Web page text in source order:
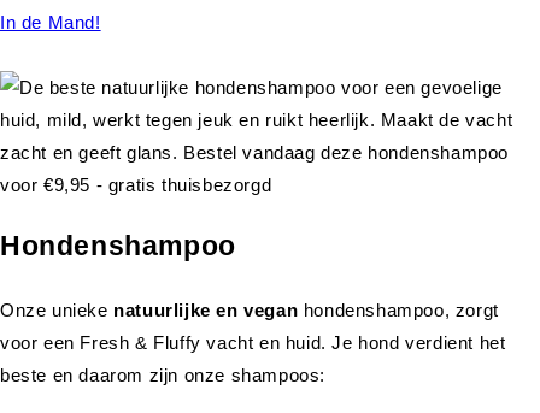
In de Mand!
Hondenshampoo
Onze unieke natuurlijke en vegan hondenshampoo, zorgt
voor een Fresh & Fluffy vacht en huid. Je hond verdient het
beste en daarom zijn onze shampoos: